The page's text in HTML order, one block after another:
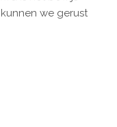
we gerust